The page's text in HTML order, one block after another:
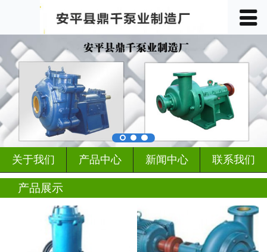
 首页
关于我们
产品中心
车间展示
客户见证
行业动态
新闻中心
󰀥
关于我们 产品中心 新闻中心 联系我们
产品展示